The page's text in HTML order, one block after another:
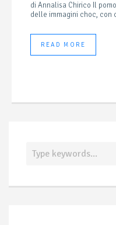
di Annalisa Chirico Il
delle immagini choc, con
READ MORE